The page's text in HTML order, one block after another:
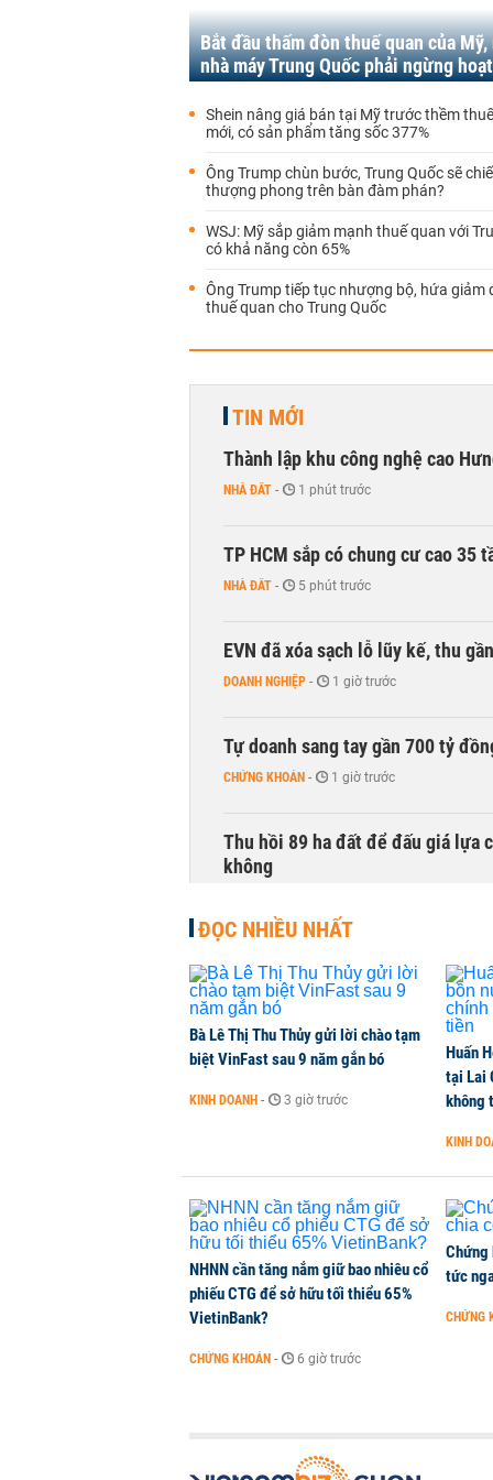
Bắt đầu thấm đòn thuế quan của
nhà máy Trung Quốc phải ngừng
Shein nâng giá bán tại Mỹ trước thềm
mới, có sản phẩm tăng sốc 377%
Ông Trump chùn bước, Trung Quốc sẽ
thượng phong trên bàn đàm phán?
WSJ: Mỹ sắp giảm mạnh thuế quan với
có khả năng còn 65%
Ông Trump tiếp tục nhượng bộ, hứa giảm
thuế quan cho Trung Quốc
TIN MỚI
Thành lập khu công nghệ cao
NHÀ ĐẤT - 1 phút trước
TP HCM sắp có chung cư cao 35
NHÀ ĐẤT - 5 phút trước
EVN đã xóa sạch lỗ lũy kế, thu
DOANH NGHIỆP - 1 giờ trước
Tự doanh sang tay gần 700 tỷ
CHỨNG KHOÁN - 1 giờ trước
Thu hồi 89 ha đất để đấu giá lựa
không
Dòng tiền ngoại bất ngờ trở lại
CHỨNG KHOÁN 2 giờ trước
Kiến nghị đưa người bán hàng
TikToker Khánh Sky, Vua Quạt,
ĐỌC NHIỀU NHẤT
Bà Lê Thị Thu Thủy gửi lời chào tạm
biệt VinFast sau 9 năm gắn bó
KINH DOANH - 3 giờ trước
Huấn
tại Lai
không
KINH
NHNN cần tăng nắm giữ bao nhiêu cổ
phiếu CTG để sở hữu tối thiểu 65%
VietinBank?
CHỨNG KHOÁN - 6 giờ trước
Chứng
tức
CHỨNG